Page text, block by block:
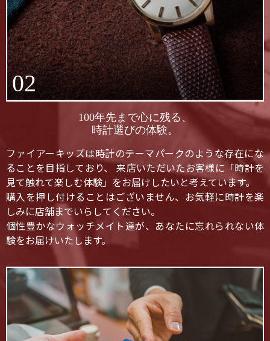
02
100年先まで心に残る、
時計選びの体験。
ファイアーキッズは時計のテーマパークのような存在にな
ることを目指しており、 来店いただいたお客様に「時計を
見て触れて楽しむ体験」をお届けしたいと考えています。
購入を押し付けることはございません、お気軽に時計を楽
しみに店舗までいらしてください。
個性豊かなウォッチメイト達が、あなたに忘れられない体
験をお届けいたします。